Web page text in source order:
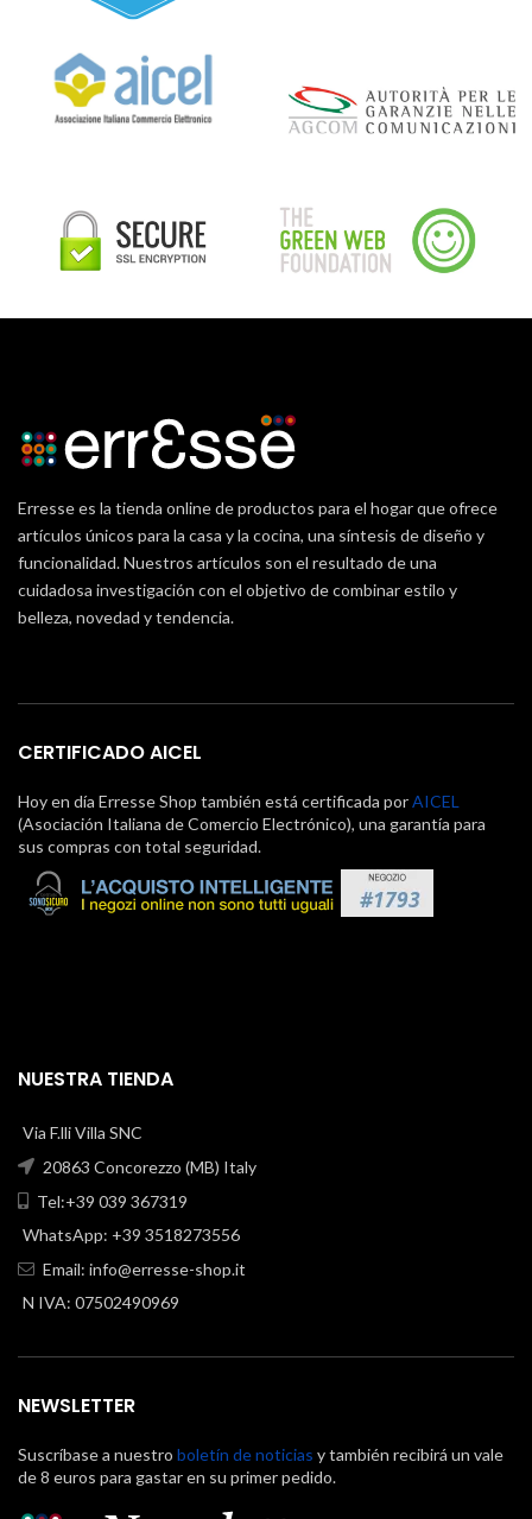
Erresse es la tienda online de productos para el hogar que ofrece
artículos únicos para la casa y la cocina, una síntesis de diseño y
funcionalidad. Nuestros artículos son el resultado de una
cuidadosa investigación con el objetivo de combinar estilo y
belleza, novedad y tendencia.
CERTIFICADO AICEL
Hoy en día Erresse Shop también está certificada porAICEL
(Asociación Italiana de Comercio Electrónico), una garantía para
sus compras con total seguridad.
NUESTRA TIENDA
Via F.lli Villa SNC
20863 Concorezzo (MB) Italy
Tel:+39 039 367319
WhatsApp: +39 3518273556
Email: info@erresse-shop.it
N IVA: 07502490969
NEWSLETTER
Suscríbase a nuestro boletín de noticias y también recibirá un vale
de 8 euros para gastar en su primer pedido.